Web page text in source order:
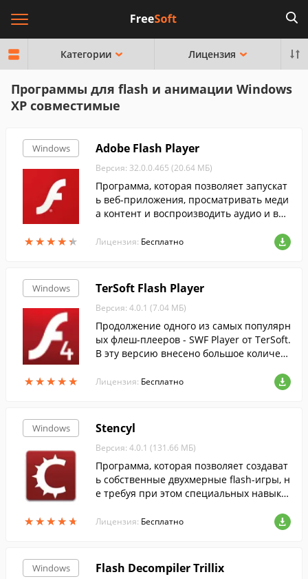
Категории Лицензия
Программы для flash и анимации Windows
XP совместимые
Windows
★★★★★
★★★★★
Adobe Flash Player
Версия: 32.0.0.465 (20.64 МБ)
Программа, которая позволяет запускат
ь веб-приложения, просматривать меди
а контент и воспроизводить аудио и вид
Лицензия: Бесплатно
Windows
★★★★★
★★★★★
TerSoft Flash Player
Версия: 4.0.1 (7.04 МБ)
Продолжение одного из самых популярн
ых флеш-плееров - SWF Player от TerSoft.
В эту версию внесено большое количест
Лицензия: Бесплатно
Windows
★★★★★
★★★★★
Stencyl
Версия: 4.0.1 (131.66 МБ)
Программа, которая позволяет создават
ь собственные двухмерные flash-игры, н
е требуя при этом специальных навыко
Лицензия: Бесплатно
Windows Flash Decompiler Trillix